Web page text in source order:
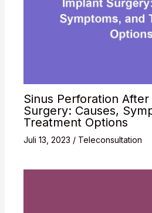
Sinus Perforation
Surgery: Causes,
Treatment Options
Juli 13, 2023 / Teleconsultation